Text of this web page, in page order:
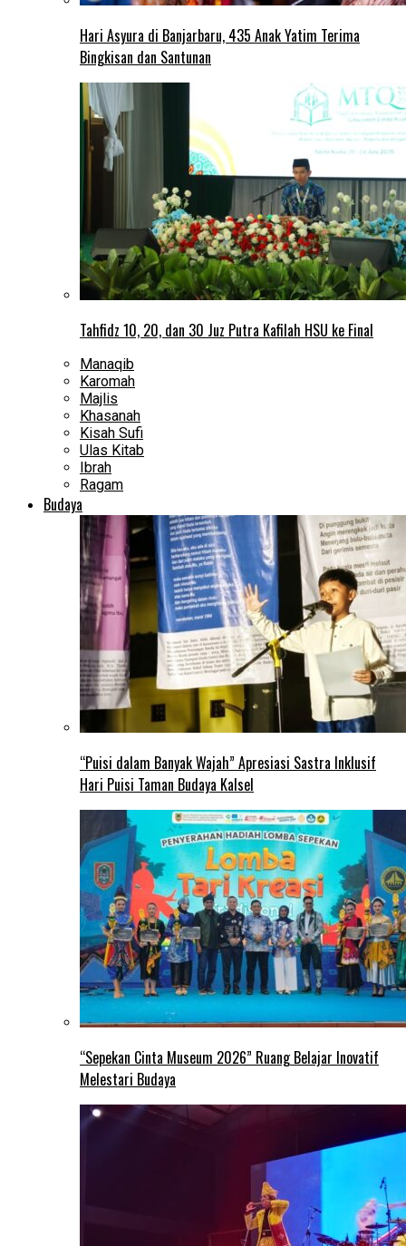
Hari Asyura di Banjarbaru, 435 Anak Yatim Terima
Bingkisan dan Santunan
Tahfidz 10, 20, dan 30 Juz Putra Kafilah HSU ke Final
Manaqib
Karomah
Majlis
Khasanah
Kisah Sufi
Ulas Kitab
Ibrah
Ragam
Budaya
“Puisi dalam Banyak Wajah” Apresiasi Sastra Inklusif
Hari Puisi Taman Budaya Kalsel
“Sepekan Cinta Museum 2026” Ruang Belajar Inovatif
Melestari Budaya